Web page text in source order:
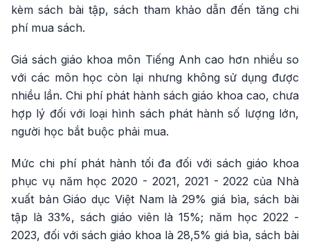
kèm sách bài tập, sách tham khảo dẫn đến tăng chi
phí mua sách.
Giá sách giáo khoa môn Tiếng Anh cao hơn nhiều so
với các môn học còn lại nhưng không sử dụng được
nhiều lần. Chi phí phát hành sách giáo khoa cao, chưa
hợp lý đối với loại hình sách phát hành số lượng lớn,
người học bắt buộc phải mua.
Mức chi phí phát hành tối đa đối với sách giáo khoa
phục vụ năm học 2020 - 2021, 2021 - 2022 của Nhà
xuất bản Giáo dục Việt Nam là 29% giá bìa, sách bài
tập là 33%, sách giáo viên là 15%; năm học 2022 -
2023, đối với sách giáo khoa là 28,5% giá bìa, sách bài